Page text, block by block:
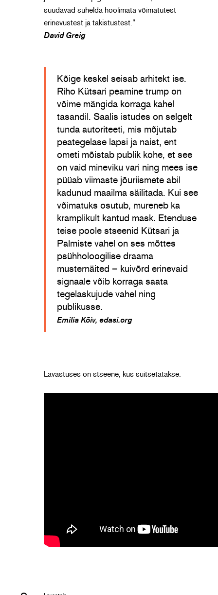
suudavad suhelda hoolimata võimatutest
erinevustest ja takistustest.”
David Greig
Kõige keskel seisab arhitekt ise.
Riho Kütsari peamine trump on
võime mängida korraga kahel
tasandil. Saalis istudes on selgelt
tunda autoriteeti, mis mõjutab
peategelase lapsi ja naist, ent
ometi mõistab publik kohe, et see
on vaid mineviku vari ning mees ise
püüab viimaste jõuriismete abil
kadunud maailma säilitada. Kui see
võimatuks osutub, mureneb ka
kramplikult kantud mask. Etenduse
teise poole stseenid Kütsari ja
Palmiste vahel on ses mõttes
psühholoogilise draama
musternäited – kuivõrd erinevaid
signaale võib korraga saata
tegelaskujude vahel ning
publikusse.
Emilia Kõiv, edasi.org
Lavastuses on stseene, kus suitsetatakse.